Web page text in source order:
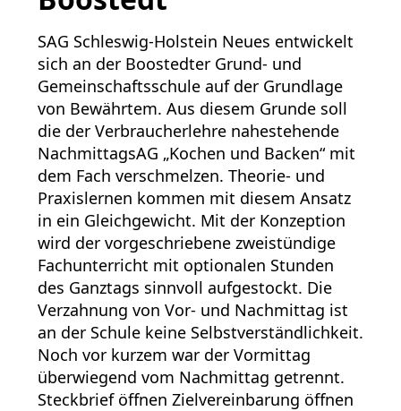
SAG Schleswig-Holstein Neues entwickelt
sich an der Boostedter Grund- und
Gemeinschaftsschule auf der Grundlage
von Bewährtem. Aus diesem Grunde soll
die der Verbraucherlehre nahestehende
NachmittagsAG „Kochen und Backen“ mit
dem Fach verschmelzen. Theorie- und
Praxislernen kommen mit diesem Ansatz
in ein Gleichgewicht. Mit der Konzeption
wird der vorgeschriebene zweistündige
Fachunterricht mit optionalen Stunden
des Ganztags sinnvoll aufgestockt. Die
Verzahnung von Vor- und Nachmittag ist
an der Schule keine Selbstverständlichkeit.
Noch vor kurzem war der Vormittag
überwiegend vom Nachmittag getrennt.
Steckbrief öffnen Zielvereinbarung öffnen